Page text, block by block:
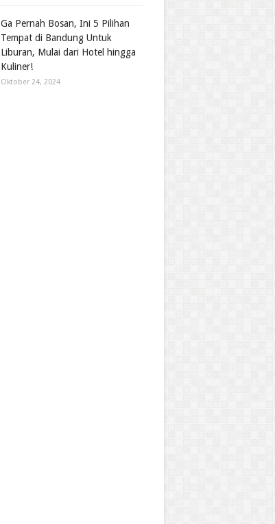
Ga Pernah Bosan, Ini 5 Pilihan
Tempat di Bandung Untuk
Liburan, Mulai dari Hotel hingga
Kuliner!
Oktober 24, 2024